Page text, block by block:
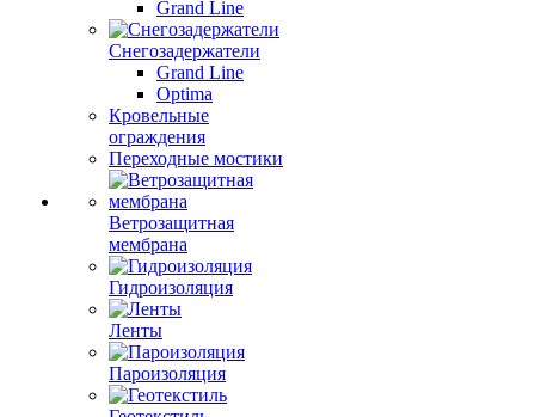
Grand Line
Снегозадержатели
Grand Line
Optima
Кровельные
ограждения
Переходные мостики
Ветрозащитная
мембрана
Гидроизоляция
Ленты
Пароизоляция